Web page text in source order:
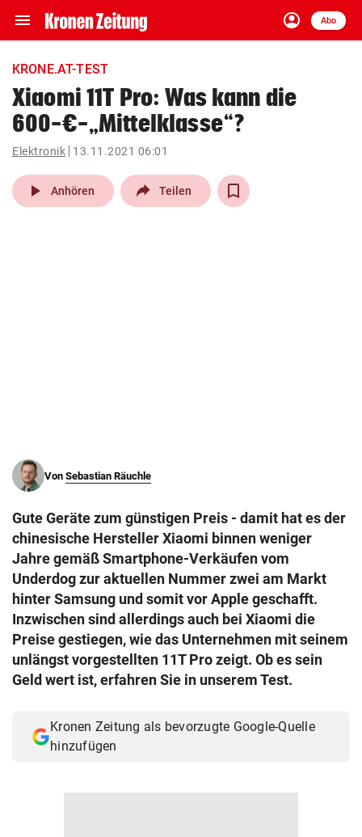
menu Navigation
ein-/ausklappen
account_circle
Anmelden
Abo
close Schließen
account_circle Anmelden
pin_drop
Wien arrow_right
KRONE.AT-TEST
Xiaomi 11T Pro: Was kann die
600-€-„Mittelklasse“?
Elektronik 13.11.2021 06:01
play_arrow Anhören Teilen
Von Sebastian Räuchle
Gute Geräte zum günstigen Preis - damit hat es der
chinesische Hersteller Xiaomi binnen weniger
Jahre gemäß Smartphone-Verkäufen vom
Underdog zur aktuellen Nummer zwei am Markt
hinter Samsung und somit vor Apple geschafft.
Inzwischen sind allerdings auch bei Xiaomi die
Preise gestiegen, wie das Unternehmen mit seinem
unlängst vorgestellten 11T Pro zeigt. Ob es sein
Geld wert ist, erfahren Sie in unserem Test.
Kronen Zeitung als bevorzugte Google-Quelle
hinzufügen